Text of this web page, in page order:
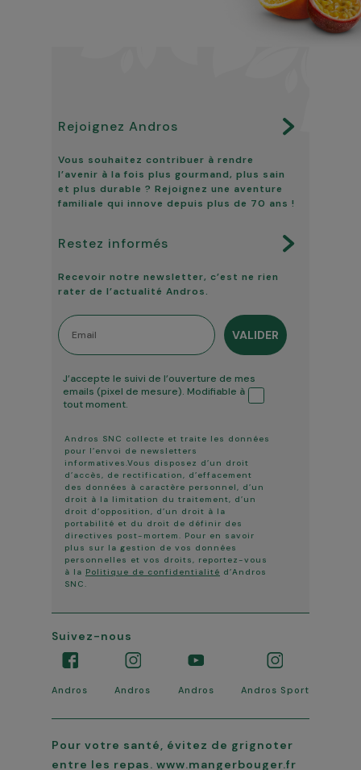
Rejoignez Andros
Vous souhaitez contribuer à rendre
l’avenir à la fois plus gourmand, plus sain
et plus durable ? Rejoignez une aventure
familiale qui innove depuis plus de 70 ans !
Restez informés
Recevoir notre newsletter, c’est ne rien
rater de l’actualité Andros.
Email
VALIDER
Tracking ouverture
J’accepte le suivi de l’ouverture de mes
emails (pixel de mesure). Modifiable à
tout moment.
Andros SNC collecte et traite les données
pour l’envoi de newsletters
informatives.Vous disposez d’un droit
d’accès, de rectification, d’effacement
des données à caractère personnel, d’un
droit à la limitation du traitement, d’un
droit d’opposition, d’un droit à la
portabilité et du droit de définir des
directives post-mortem. Pour en savoir
plus sur la gestion de vos données
personnelles et vos droits, reportez-vous
à la Politique de confidentialité d’Andros
SNC.
Suivez-nous
Andros Andros Andros Andros Sport
Pour votre santé, évitez de grignoter
entre les repas. www.mangerbouger.fr